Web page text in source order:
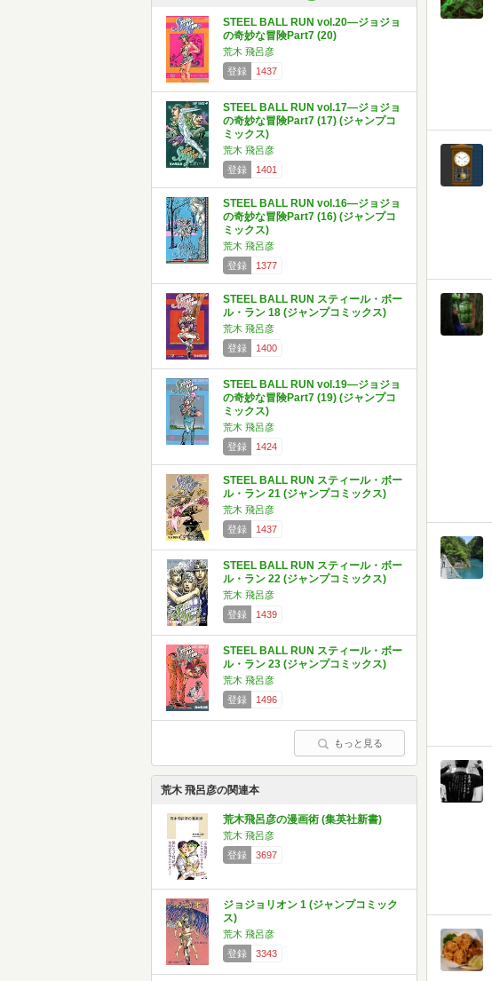
STEEL BALL RUN vol.20―ジョジョ
の奇妙な冒険Part7 (20)
荒木 飛呂彦
登録
1437
STEEL BALL RUN vol.17―ジョジョ
の奇妙な冒険Part7 (17) (ジャンプコ
ミックス)
荒木 飛呂彦
登録
1401
STEEL BALL RUN vol.16―ジョジョ
の奇妙な冒険Part7 (16) (ジャンプコ
ミックス)
荒木 飛呂彦
登録
1377
STEEL BALL RUN スティール・ボー
ル・ラン 18 (ジャンプコミックス)
荒木 飛呂彦
登録
1400
STEEL BALL RUN vol.19―ジョジョ
の奇妙な冒険Part7 (19) (ジャンプコ
ミックス)
荒木 飛呂彦
登録
1424
STEEL BALL RUN スティール・ボー
ル・ラン 21 (ジャンプコミックス)
荒木 飛呂彦
登録
1437
STEEL BALL RUN スティール・ボー
ル・ラン 22 (ジャンプコミックス)
荒木 飛呂彦
登録
1439
STEEL BALL RUN スティール・ボー
ル・ラン 23 (ジャンプコミックス)
荒木 飛呂彦
登録
1496
もっと見る
荒木 飛呂彦の関連本
荒木飛呂彦の漫画術 (集英社新書)
荒木 飛呂彦
登録
3697
ジョジョリオン 1 (ジャンプコミック
ス)
荒木 飛呂彦
登録
3343